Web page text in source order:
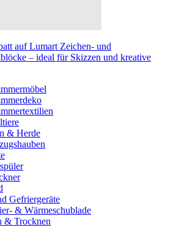
auf Lumart Zeichen- und
– ideal für Skizzen und kreative
& Herde
Gefriergeräte
& Wärmeschublade
& Trocknen